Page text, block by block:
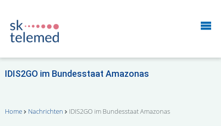
IDIS2GO im Bundesstaat Amazonas
Home Nachrichten IDIS2GO im Bundesstaat Amazonas